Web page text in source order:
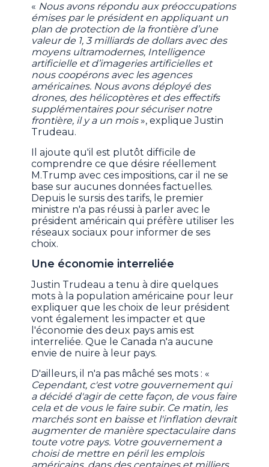
« Nous avons répondu aux préoccupations
émises par le président en appliquant un
plan de protection de la frontière d’une
valeur de 1, 3 milliards de dollars avec des
moyens ultramodernes, Intelligence
artificielle et d’imageries artificielles et
nous coopérons avec les agences
américaines. Nous avons déployé des
drones, des hélicoptères et des effectifs
supplémentaires pour sécuriser notre
frontière, il y a un mois», explique Justin
Trudeau.
Il ajoute qu'il est plutôt difficile de
comprendre ce que désire réellement
M.Trump avec ces impositions, car il ne se
base sur aucunes données factuelles.
Depuis le sursis des tarifs, le premier
ministre n'a pas réussi à parler avec le
président américain qui préfère utiliser les
réseaux sociaux pour informer de ses
choix.
Une économie interreliée
Justin Trudeau a tenu à dire quelques
mots à la population américaine pour leur
expliquer que les choix de leur président
vont également les impacter et que
l'économie des deux pays amis est
interreliée. Que le Canada n'a aucune
envie de nuire à leur pays.
D'ailleurs, il n'a pas mâché ses mots : «
Cependant, c'est votre gouvernement qui
a décidé d'agir de cette façon, de vous faire
cela et de vous le faire subir. Ce matin, les
marchés sont en baisse et l'inflation devrait
augmenter de manière spectaculaire dans
toute votre pays. Votre gouvernement a
choisi de mettre en péril les emplois